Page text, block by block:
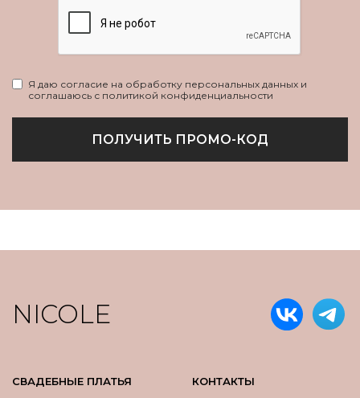
Я даю согласие на обработку персональных данных и
соглашаюсь с политикой конфиденциальности
ПОЛУЧИТЬ ПРОМО-КОД
NICOLE
СВАДЕБНЫЕ ПЛАТЬЯ
КОНТАКТЫ